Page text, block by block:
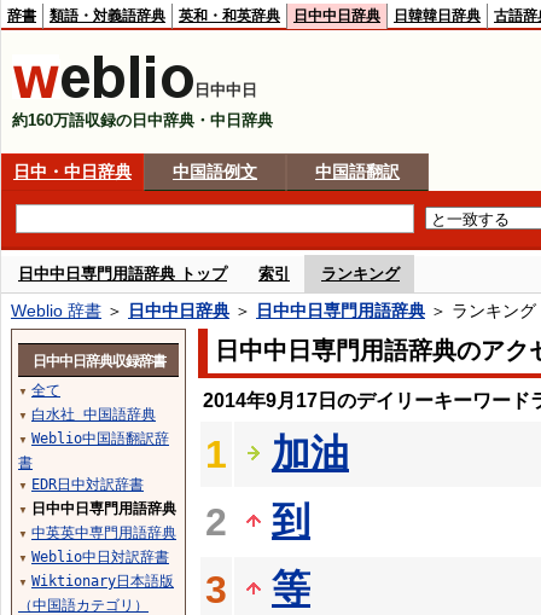
辞書 類語・対義語辞典 英和・和英辞典 日中中日辞典 日韓韓日辞典 古語辞
日中中日
約160万語収録の日中辞典・中日辞典
日中・中日辞典 中国語例文 中国語翻訳
日中中日専門用語辞典 トップ 索引 ランキング
Weblio 辞書 ＞ 日中中日辞典 ＞ 日中中日専門用語辞典 ＞ ランキング
日中中日専門用語辞典のアク
2014年9月17日のデイリーキーワード
1
加油
2
到
3
等
日中中日辞典収録辞書
▼ 全て
▼ 白水社 中国語辞典
▼ Weblio中国語翻訳辞
書
▼ EDR日中対訳辞書
▼ 日中中日専門用語辞典
▼ 中英英中専門用語辞典
▼ Weblio中日対訳辞書
▼ Wiktionary日本語版
（中国語カテゴリ）